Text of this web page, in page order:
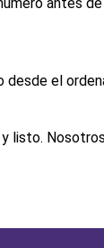
desde el
listo.